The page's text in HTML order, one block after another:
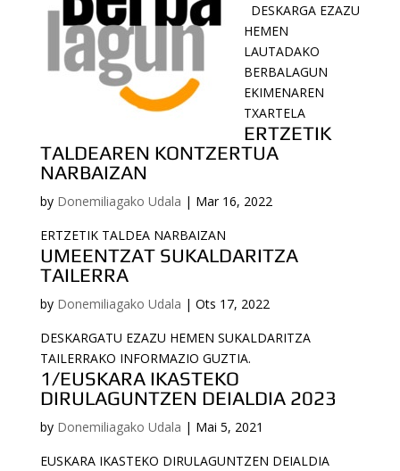
DESKARGA EZAZU
HEMEN
LAUTADAKO
BERBALAGUN
EKIMENAREN
TXARTELA
ERTZETIK
TALDEAREN KONTZERTUA
NARBAIZAN
by Donemiliagako Udala | Mar 16, 2022
ERTZETIK TALDEA NARBAIZAN
UMEENTZAT SUKALDARITZA
TAILERRA
by Donemiliagako Udala | Ots 17, 2022
DESKARGATU EZAZU HEMEN SUKALDARITZA
TAILERRAKO INFORMAZIO GUZTIA.
1/EUSKARA IKASTEKO
DIRULAGUNTZEN DEIALDIA 2023
by Donemiliagako Udala | Mai 5, 2021
EUSKARA IKASTEKO DIRULAGUNTZEN DEIALDIA